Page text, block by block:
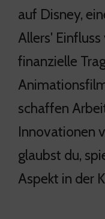
auf Disney,
Allers'
finanzielle
schaffen
Innovationen
glaubst du,
Aspekt in der